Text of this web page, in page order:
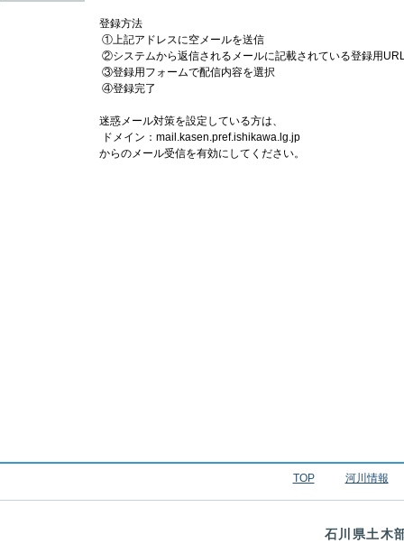
登録方法
①上記アドレスに空メールを送信
②システムから返信されるメールに記載されている登録用
③登録用フォームで配信内容を選択
④登録完了
迷惑メール対策を設定している方は、
ドメイン：mail.kasen.pref.ishikawa.lg.jp
からのメール受信を有効にしてください。
TOP 河川情報
石川県土木